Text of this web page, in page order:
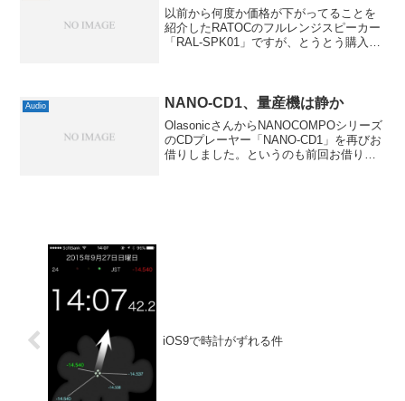
以前から何度か価格が下がってることを
紹介したRATOCのフルレンジスピーカー
「RAL-SPK01」ですが、とうとう購入し
い感じだった...
Audio NANO-CD1、量産機は静か
OlasonicさんからNANOCOMPOシリーズ
のCDプレーヤー「NANO-CD1」を再びお
借りしました。というのも前回お借りし
iOS9で時計がずれる件